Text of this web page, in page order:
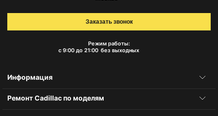
Режим работы:
с 9:00 до 21:00 без выходных
Заказать звонок
Информация
Ремонт Cadillac по моделям